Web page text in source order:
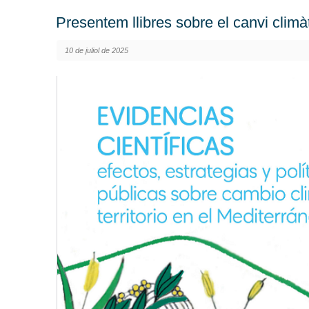
Presentem llibres sobre el canvi
10 de juliol de 2025